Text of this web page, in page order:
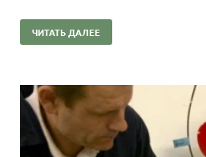
ЧИТАТЬ ДАЛЕЕ